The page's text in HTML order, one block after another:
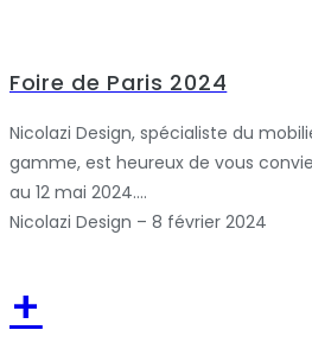
Foire de Paris 2024
Nicolazi Design, spécialiste du
gamme, est heureux de vous
au 12 mai 2024....
Nicolazi Design – 8 février 2024
+